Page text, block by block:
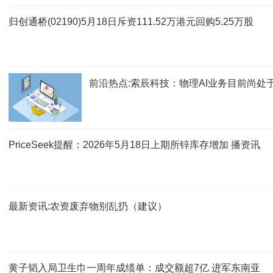
归创通桥(02190)5月18日斥资111.52万港元回购5.25万股
前沿热点:索辰科技：物理AI业务目前尚处
PriceSeek提醒：2026年5月18日上期所锌库存增加 播资讯
最新资讯:农资废弃物别乱扔（建议）
黄子韬入局卫生巾一周年成绩单：成交额超7亿 进军东南亚